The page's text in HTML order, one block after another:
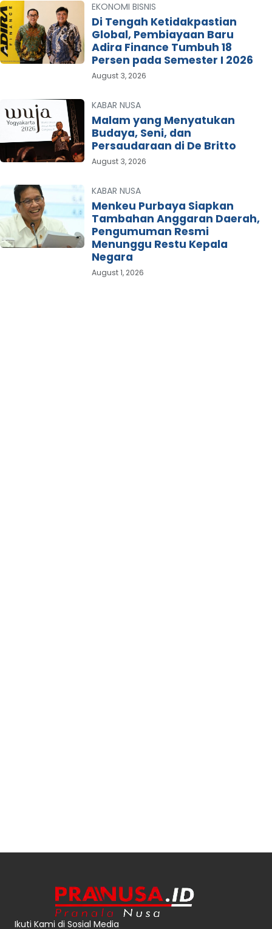
EKONOMI BISNIS
Di Tengah Ketidakpastian
Global, Pembiayaan Baru
Adira Finance Tumbuh 18
Persen pada Semester I 2026
August 3, 2026
KABAR NUSA
Malam yang Menyatukan
Budaya, Seni, dan
Persaudaraan di De Britto
August 3, 2026
KABAR NUSA
Menkeu Purbaya Siapkan
Tambahan Anggaran Daerah,
Pengumuman Resmi
Menunggu Restu Kepala
Negara
August 1, 2026
Ikuti Kami di Sosial Media